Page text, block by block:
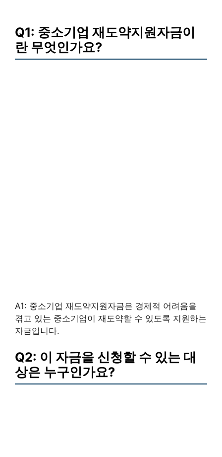
Q1: 중소기업 재도약지원자금이
란 무엇인가요?
A1: 중소기업 재도약지원자금은 경제적 어려움을
겪고 있는 중소기업이 재도약할 수 있도록 지원하는
자금입니다.
Q2: 이 자금을 신청할 수 있는 대
상은 누구인가요?